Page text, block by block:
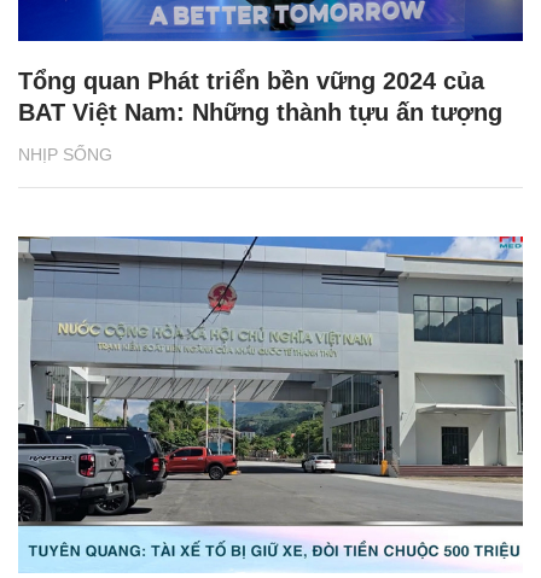
NHỊP SỐNG
Tổng quan Phát triển bền vững 2024 của
BAT Việt Nam: Những thành tựu ấn tượng